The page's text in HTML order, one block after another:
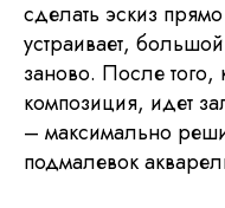
сделать эскиз
устраивает,
заново. После того,
композиция, идет
– максимально
подмалевок